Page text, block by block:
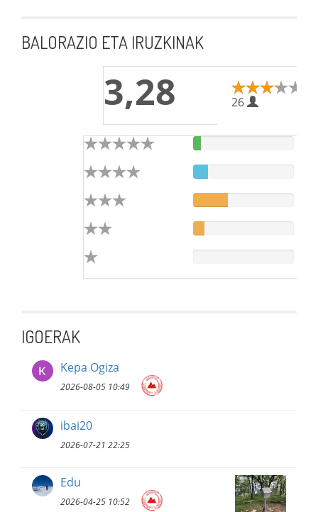
BALORAZIO ETA IRUZKINAK
3,28 26
IGOERAK
Kepa Ogiza
2026-08-05 10:49
ibai20
2026-07-21 22:25
Edu
2026-04-25 10:52